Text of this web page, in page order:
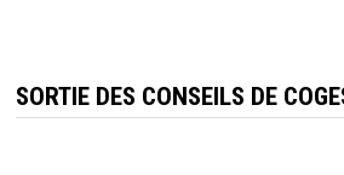
SORTIE DES CONSEILS DE